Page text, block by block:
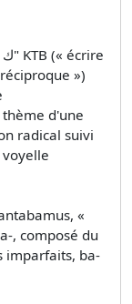
»)
d'une
radical suivi
«
, composé du
imparfaits, ba-